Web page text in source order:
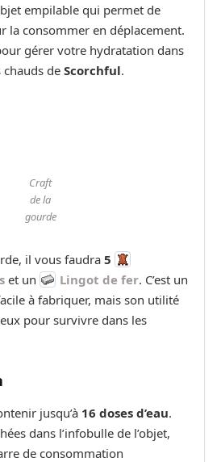
empilable qui permet de
la consommer en déplacement.
gérer votre hydratation dans
de Scorchful.
Craft
de la
gourde
il vous faudra 5
et un Lingot de fer. C’est un
à fabriquer, mais son utilité
pour survivre dans les
jusqu’à 16 doses d’eau.
dans l’infobulle de l’objet,
de consommation